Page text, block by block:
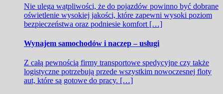
Nie ulega wątpliwości, że do pojazdów powinno być dobrane
oświetlenie wysokiej jakości, które zapewni wysoki poziom
bezpieczeństwa oraz podniesie komfort […]
Wynajem samochodów i naczep – usługi
Z całą pewnością firmy transportowe spedycyjne czy także
logistyczne potrzebują przede wszystkim nowoczesnej floty
aut, które są gotowe do pracy. […]